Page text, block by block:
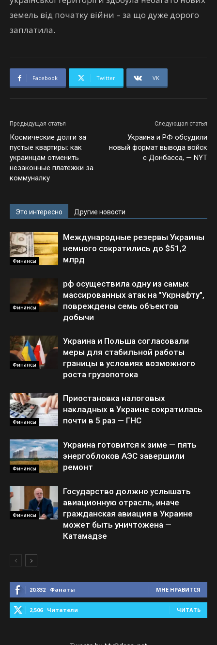
земель від початку війни – за що дуже дорого
заплатила.
Facebook Twitter VK
Предыдущая статья
Космические долги за
пустые квартиры: как
украинцам отменить
незаконные платежки за
коммуналку
Следующая статья
Украина и РФ обсудили
новый формат вывода войск
с Донбасса, — NYT
Это интересно Другие новости
Финансы
Международные резервы Украины
немного сократились до $51,2
млрд
Финансы
рф осуществила одну из самых
массированных атак на "Укрнафту",
повреждены семь объектов
добычи
Финансы
Украина и Польша согласовали
меры для стабильной работы
границы в условиях возможного
роста грузопотока
Финансы
Приостановка налоговых
накладных в Украине сократилась
почти в 5 раз — ГНС
Финансы
Украина готовится к зиме — пять
энергоблоков АЭС завершили
ремонт
Финансы
Государство должно услышать
авиационную отрасль, иначе
гражданская авиация в Украине
может быть уничтожена —
Катамадзе
20,832 Фанаты МНЕ НРАВИТСЯ
2,506 Читатели ЧИТАТЬ